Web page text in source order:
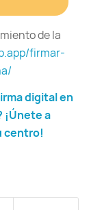
de la
firmar-
digital en
a
centro!